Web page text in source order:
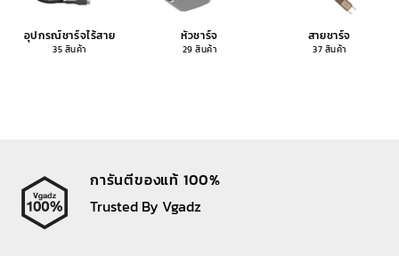
อุปกรณ์ชาร์จไร้สาย
35 สินค้า
หัวชาร์จ
29 สินค้า
สายชาร์จ
37 สินค้า
การันตีของแท้ 100%
Trusted By Vgadz